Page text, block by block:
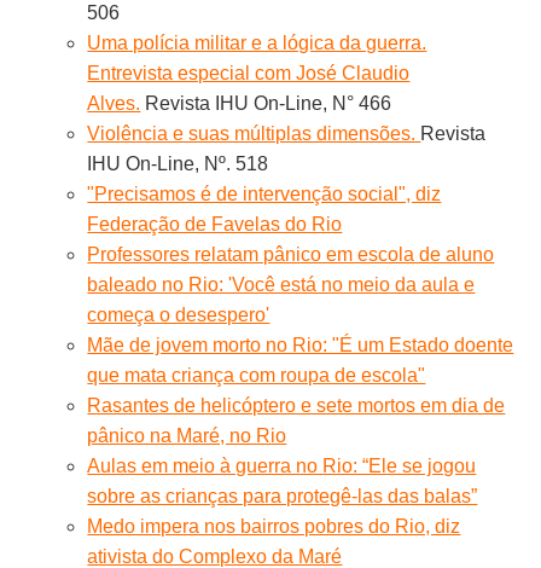
506
Uma polícia militar e a lógica da guerra.
Entrevista especial com José Claudio
Alves. Revista IHU On-Line, N° 466
Violência e suas múltiplas dimensões. Revista
IHU On-Line, Nº. 518
"Precisamos é de intervenção social", diz
Federação de Favelas do Rio
Professores relatam pânico em escola de aluno
baleado no Rio: 'Você está no meio da aula e
começa o desespero'
Mãe de jovem morto no Rio: "É um Estado doente
que mata criança com roupa de escola"
Rasantes de helicóptero e sete mortos em dia de
pânico na Maré, no Rio
Aulas em meio à guerra no Rio: “Ele se jogou
sobre as crianças para protegê-las das balas”
Medo impera nos bairros pobres do Rio, diz
ativista do Complexo da Maré